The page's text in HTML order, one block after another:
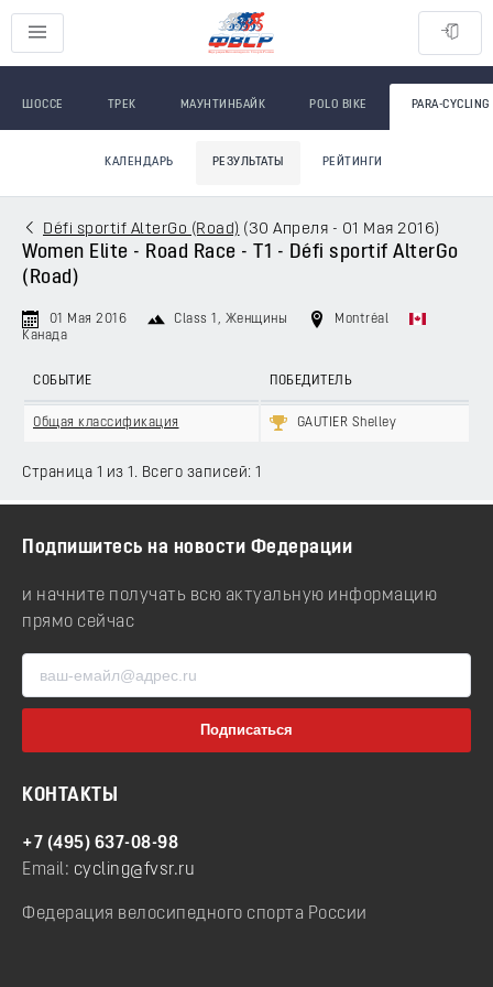
ШОССЕ ТРЕК МАУНТИНБАЙК POLO BIKE PARA-CYCLING
КАЛЕНДАРЬ РЕЗУЛЬТАТЫ РЕЙТИНГИ
Défi sportif AlterGo (Road) ( 30 Апреля - 01 Мая 2016)
Women Elite - Road Race - T1 - Défi sportif AlterGo
(Road)
01 Мая 2016 Class 1 , Женщины
Montréal
Канада
СОБЫТИЕ ПОБЕДИТЕЛЬ
Общая классификация GAUTIER Shelley
Страница 1 из 1. Всего записей: 1
Подпишитесь на новости Федерации
и начните получать всю актуальную информацию
прямо сейчас
КОНТАКТЫ
+7 (495) 637-08-98
Email: cycling@fvsr.ru
Федерация велосипедного спорта России